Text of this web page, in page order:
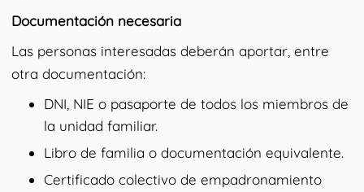
Documentación necesaria
Las personas interesadas deberán aportar, entre
otra documentación:
DNI, NIE o pasaporte de todos los miembros de
la unidad familiar.
Libro de familia o documentación equivalente.
Certificado colectivo de empadronamiento